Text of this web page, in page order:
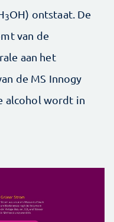
3OH) ontstaat. De
van de
aan het
de MS Innogy
alcohol wordt in